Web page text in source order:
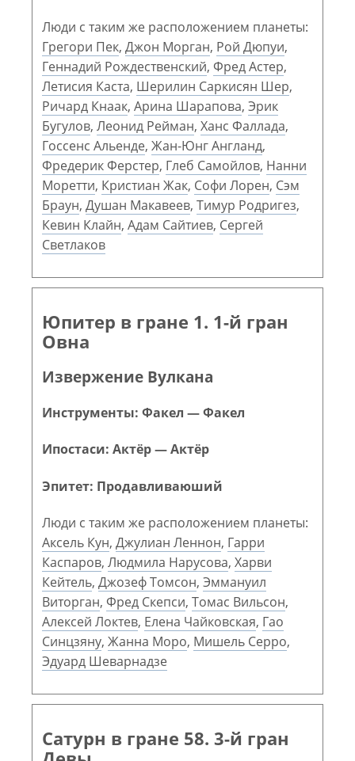
Люди с таким же расположением планеты:
Грегори Пек, Джон Морган, Рой Дюпуи,
Геннадий Рождественский, Фред Астер,
Летисия Каста, Шерилин Саркисян Шер,
Ричард Кнаак, Арина Шарапова, Эрик
Бугулов, Леонид Рейман, Ханс Фаллада,
Госсенс Альенде, Жан-Юнг Англанд,
Фредерик Ферстер, Глеб Самойлов, Нанни
Моретти, Кристиан Жак, Софи Лорен, Сэм
Браун, Душан Макавеев, Тимур Родригез,
Кевин Клайн, Адам Сайтиев, Сергей
Светлаков
Юпитер в гране 1. 1-й гран
Овна
Извержение Вулкана
Инструменты: Факел — Факел
Ипостаси: Актёр — Актёр
Эпитет: Продавливаюший
Люди с таким же расположением планеты:
Аксель Кун, Джулиан Леннон, Гарри
Каспаров, Людмила Нарусова, Харви
Кейтель, Джозеф Томсон, Эммануил
Виторган, Фред Скепси, Томас Вильсон,
Алексей Локтев, Елена Чайковская, Гао
Синцзяну, Жанна Моро, Мишель Серро,
Эдуард Шеварнадзе
Сатурн в гране 58. 3-й гран